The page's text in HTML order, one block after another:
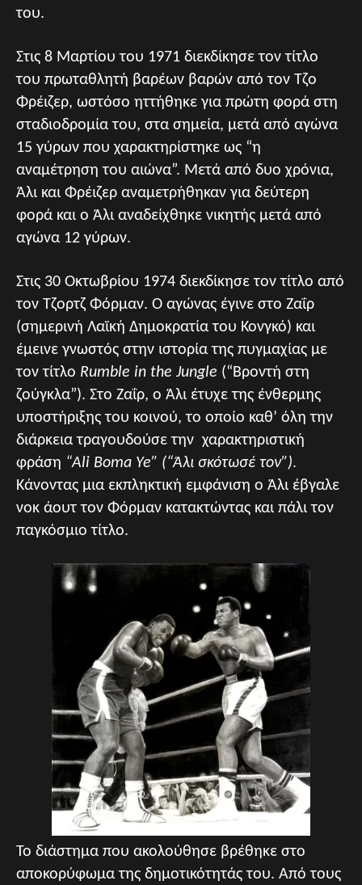
του.
Στις 8 Μαρτίου του 1971 διεκδίκησε τον τίτλο
του πρωταθλητή βαρέων βαρών από τον Τζο
Φρέιζερ, ωστόσο ηττήθηκε για πρώτη φορά στη
σταδιοδρομία του, στα σημεία, μετά από αγώνα
15 γύρων που χαρακτηρίστηκε ως “η
αναμέτρηση του αιώνα”. Μετά από δυο χρόνια,
Άλι και Φρέιζερ αναμετρήθηκαν για δεύτερη
φορά και ο Άλι αναδείχθηκε νικητής μετά από
αγώνα 12 γύρων.
Στις 30 Οκτωβρίου 1974 διεκδίκησε τον τίτλο από
τον Τζορτζ Φόρμαν. Ο αγώνας έγινε στο Ζαΐρ
(σημερινή Λαϊκή Δημοκρατία του Κονγκό) και
έμεινε γνωστός στην ιστορία της πυγμαχίας με
τον τίτλο Rumble in the Jungle (“Βροντή στη
ζούγκλα”). Στο Ζαΐρ, ο Άλι έτυχε της ένθερμης
υποστήριξης του κοινού, το οποίο καθ’ όλη την
διάρκεια τραγουδούσε την χαρακτηριστική
φράση “Ali Boma Ye” (“Άλι σκότωσέ τον”).
Κάνοντας μια εκπληκτική εμφάνιση ο Άλι έβγαλε
νοκ άουτ τον Φόρμαν κατακτώντας και πάλι τον
παγκόσμιο τίτλο.
Το διάστημα που ακολούθησε βρέθηκε στο
αποκορύφωμα της δημοτικότητάς του. Από τους